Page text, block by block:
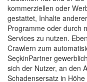
kommerziellen oder
gestattet, Inhalte
Programme oder durch
Services zu nutzen.
Crawlern zum
SeçkinPartner
sich der Nutzer, an den
Schadensersatz in